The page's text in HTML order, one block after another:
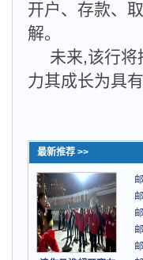
开户、存款、
解。
未来,该行
力其成长为具
最新推荐 >>